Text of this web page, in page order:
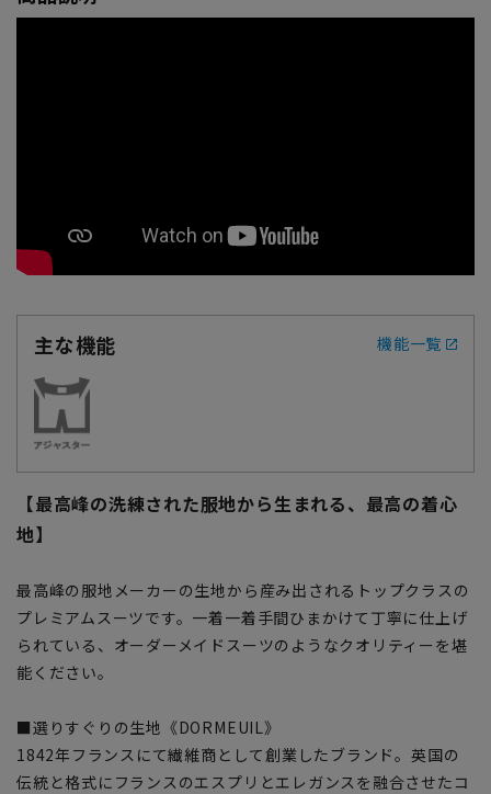
主な機能 機能一覧
【最高峰の洗練された服地から生まれる、最高の着心
地】
最高峰の服地メーカーの生地から産み出されるトップクラスの
プレミアムスーツです。一着一着手間ひまかけて丁寧に仕上げ
られている、オーダーメイドスーツのようなクオリティーを堪
能ください。
■選りすぐりの生地《DORMEUIL》
1842年フランスにて繊維商として創業したブランド。英国の
伝統と格式にフランスのエスプリとエレガンスを融合させたコ